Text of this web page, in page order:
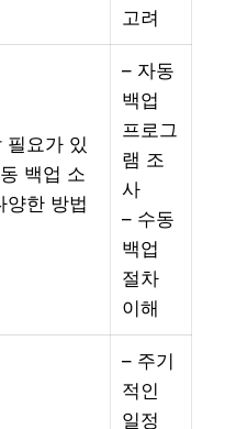
고려
필요가 있
백업 소
양한 방법
– 자동
백업
프로그
램 조
사
– 수동
백업
절차
이해
– 주기
적인
일정